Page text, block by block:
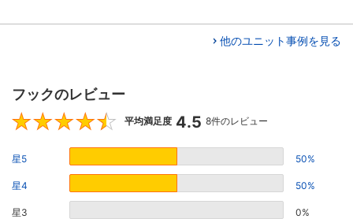
他のユニット事例を見る
フックのレビュー
4.5
平均満足度 4.5 8件のレビュー
星5 50%
星4 50%
星3 0%